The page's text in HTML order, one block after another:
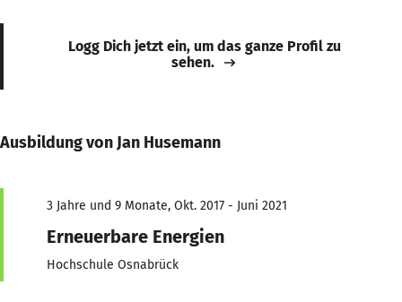
Logg Dich jetzt ein, um das ganze Profil zu
sehen.
Ausbildung von Jan Husemann
3 Jahre und 9 Monate, Okt. 2017 - Juni 2021
Erneuerbare Energien
Hochschule Osnabrück